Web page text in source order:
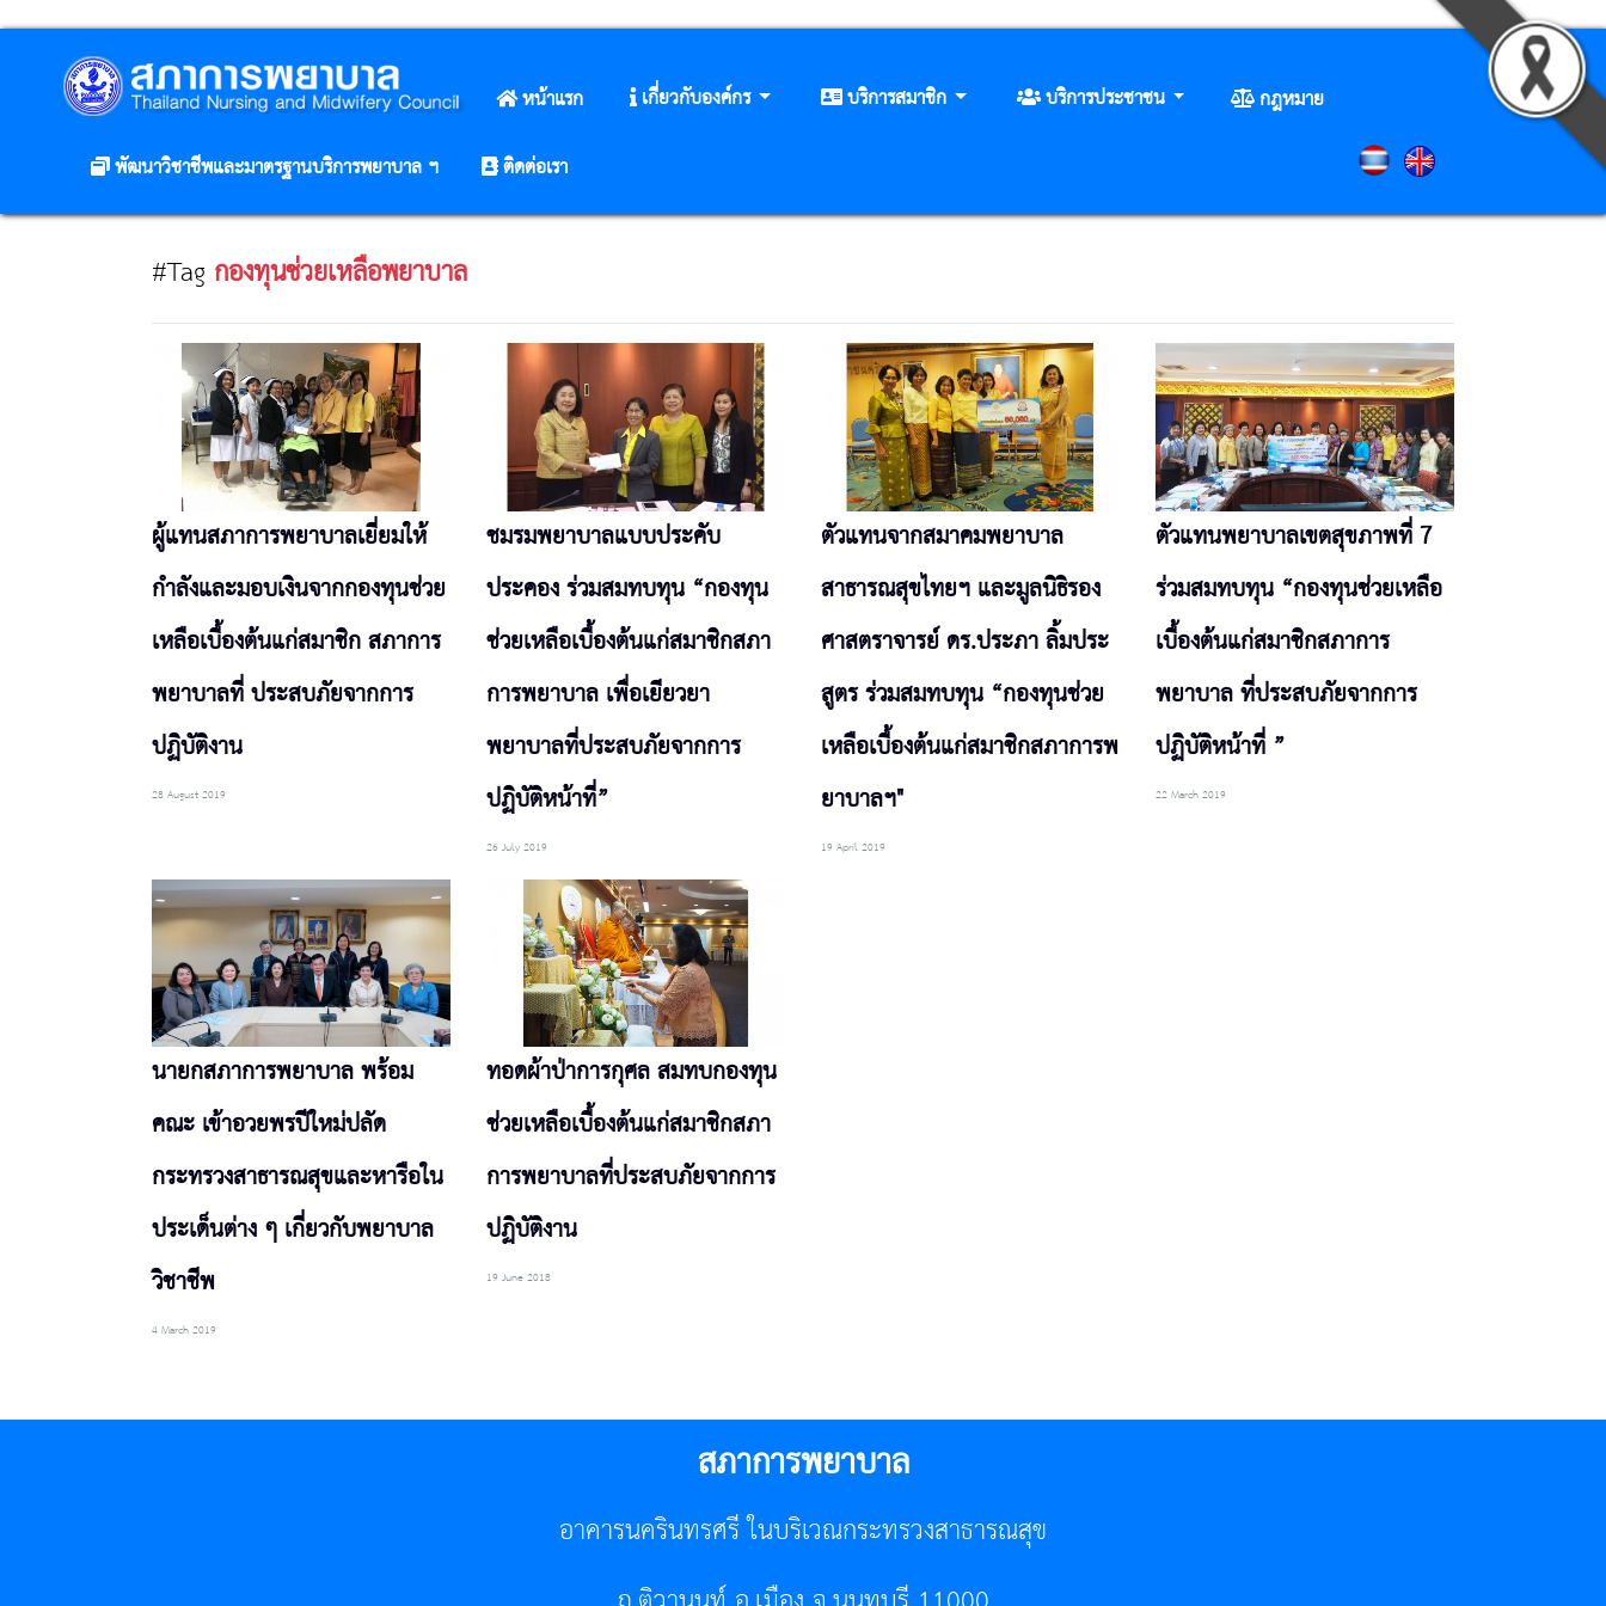
หน้าแรก เกี่ยวกับองค์กร บริการสมาชิก บริการประชาชน
กฎหมาย
พัฒนาวิชาชีพและมาตรฐานบริการพยาบาล ฯ
ติดต่อเรา
#Tag กองทุนช่วยเหลือพยาบาล
ผู้แทนสภาการพยาบาลเยี่ยมให้
กำลังและมอบเงินจากกองทุนช่วย
เหลือเบื้องต้นแก่สมาชิก สภาการ
พยาบาลที่ ประสบภัยจากการ
ปฏิบัติงาน
28 August 2019
ชมรมพยาบาลแบบประคับ
ประคอง ร่วมสมทบทุน “กองทุน
ช่วยเหลือเบื้องต้นแก่สมาชิกสภา
การพยาบาล เพื่อเยียวยา
พยาบาลที่ประสบภัยจากการ
ปฏิบัติหน้าที่”
26 July 2019
ตัวแทนจากสมาคมพยาบาล
สาธารณสุขไทยฯ และมูลนิธิรอง
ศาสตราจารย์ ดร.ประภา ลิ้มประ
สูตร ร่วมสมทบทุน “กองทุนช่วย
เหลือเบื้องต้นแก่สมาชิกสภาการพ
ยาบาลฯ"
19 April 2019
ตัวแทนพยาบาลเขตสุขภาพที่ 7
ร่วมสมทบทุน “กองทุนช่วยเหลือ
เบื้องต้นแก่สมาชิกสภาการ
พยาบาล ที่ประสบภัยจากการ
ปฏิบัติหน้าที่ ”
22 March 2019
นายกสภาการพยาบาล พร้อม
คณะ เข้าอวยพรปีใหม่ปลัด
กระทรวงสาธารณสุขและหารือใน
ประเด็นต่าง ๆ เกี่ยวกับพยาบาล
วิชาชีพ
4 March 2019
ทอดผ้าป่าการกุศล สมทบกองทุน
ช่วยเหลือเบื้องต้นแก่สมาชิกสภา
การพยาบาลที่ประสบภัยจากการ
ปฏิบัติงาน
19 June 2018
สภาการพยาบาล
อาคารนครินทรศรี ในบริเวณกระทรวงสาธารณสุข